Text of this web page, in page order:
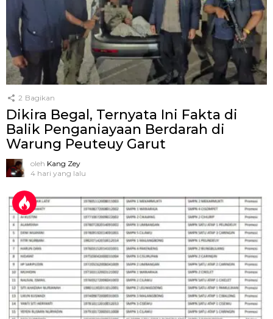
2 Bagikan
Dikira Begal, Ternyata Ini Fakta di
Balik Penganiayaan Berdarah di
Warung Peuteuy Garut
oleh Kang Zey
4 hari yang lalu